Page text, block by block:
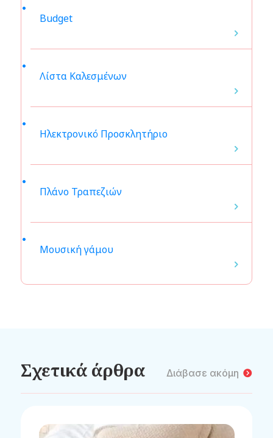
Budget
Λίστα Καλεσμένων
Ηλεκτρονικό Προσκλητήριο
Πλάνο Τραπεζιών
Μουσική γάμου
Σχετικά άρθρα Διάβασε ακόμη